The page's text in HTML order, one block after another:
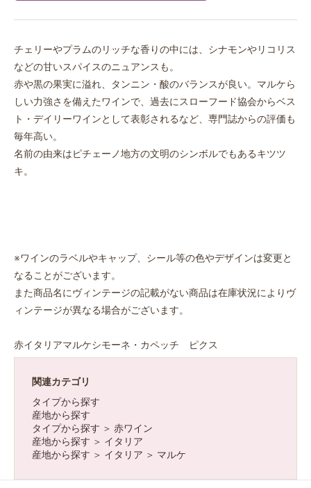
チェリーやプラムのリッチな香りの中には、シナモンやリコリス
などの甘いスパイスのニュアンスも。
赤や黒の果実に溢れ、タンニン・酸のバランスが良い。マルケら
しい力強さを備えたワインで、過去にスローフード協会からベス
ト・デイリーワインとして表彰されるなど、専門誌からの評価も
毎年高い。
名前の由来はピチェーノ地方の文明のシンボルでもあるキツツ
キ。
※ワインのラベルやキャップ、シール等の色やデザインは変更と
なることがございます。
また商品名にヴィンテージの記載がない商品は在庫状況によりヴ
ィンテージが異なる場合がございます。
赤イタリアマルケシモーネ・カペッチ ピクス
関連カテゴリ
タイプから探す
産地から探す
タイプから探す ＞ 赤ワイン
産地から探す ＞ イタリア
産地から探す ＞ イタリア ＞ マルケ